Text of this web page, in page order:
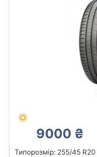
9000 ₴
Типорозмір: 255/45 R20